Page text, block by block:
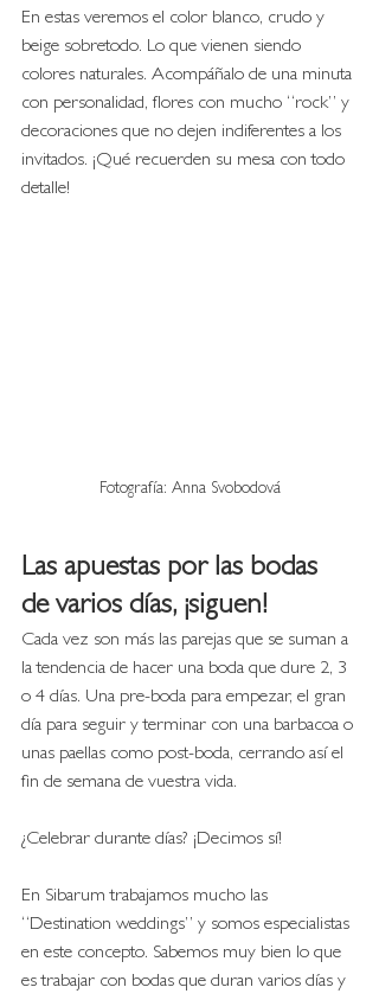
En estas veremos el color blanco, crudo y
beige sobretodo. Lo que vienen siendo
colores naturales. Acompáñalo de una minuta
con personalidad, flores con mucho “rock” y
decoraciones que no dejen indiferentes a los
invitados. ¡Qué recuerden su mesa con todo
detalle!
Fotografía: Anna Svobodová
Las apuestas por las bodas
de varios días, ¡siguen!
Cada vez son más las parejas que se suman a
la tendencia de hacer una boda que dure 2, 3
o 4 días. Una pre-boda para empezar, el gran
día para seguir y terminar con una barbacoa o
unas paellas como post-boda, cerrando así el
fin de semana de vuestra vida.
¿Celebrar durante días? ¡Decimos sí!
En Sibarum trabajamos mucho las
“Destination weddings” y somos especialistas
en este concepto. Sabemos muy bien lo que
es trabajar con bodas que duran varios días y